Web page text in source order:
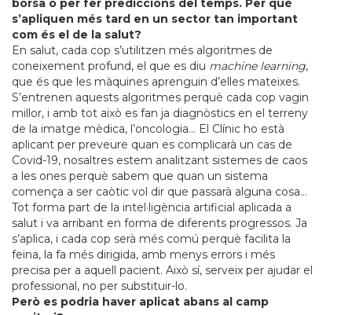
borsa o per fer prediccions del temps. Per què
s’apliquen més tard en un sector tan important
com és el de la salut?
En salut, cada cop s’utilitzen més algoritmes de
coneixement profund, el que es diu machine learning,
que és que les màquines aprenguin d’elles mateixes.
S’entrenen aquests algoritmes perquè cada cop vagin
millor, i amb tot això es fan ja diagnòstics en el terreny
de la imatge mèdica, l’oncologia… El Clínic ho està
aplicant per preveure quan es complicarà un cas de
Covid-19, nosaltres estem analitzant sistemes de caos
a les ones perquè sabem que quan un sistema
comença a ser caòtic vol dir que passarà alguna cosa…
Tot forma part de la intel·ligència artificial aplicada a
salut i va arribant en forma de diferents progressos. Ja
s’aplica, i cada cop serà més comú perquè facilita la
feina, la fa més dirigida, amb menys errors i més
precisa per a aquell pacient. Això sí, serveix per ajudar el
professional, no per substituir-lo.
Però es podria haver aplicat abans al camp